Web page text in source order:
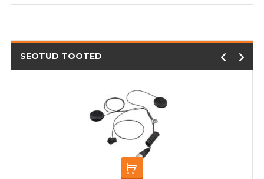
SEOTUD TOOTED
LISA KORVI